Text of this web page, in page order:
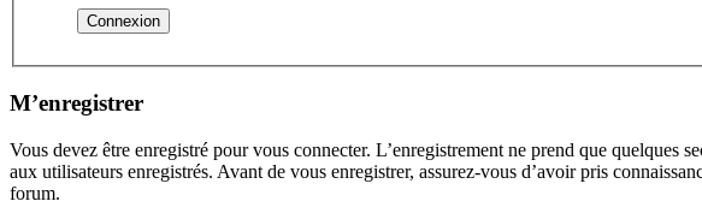
M’enregistrer
Vous devez être enregistré pour vous connecter. L’enregistrement ne prend que quelques
aux utilisateurs enregistrés. Avant de vous enregistrer, assurez-vous d’avoir pris
forum.